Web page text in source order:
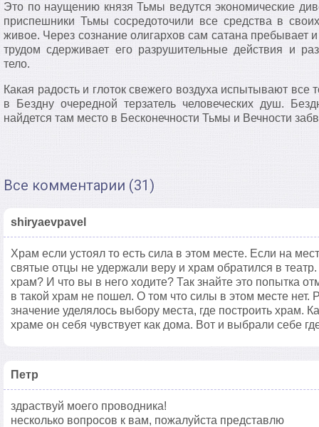
Это по наущению князя Тьмы ведутся экономические
приспешники Тьмы сосредоточили все средства в
живое. Через сознание олигархов сам сатана пребывает
трудом сдерживает его разрушительные действия и
тело.
Какая радость и глоток свежего воздуха испытывают все
в Бездну очередной терзатель человеческих душ.
найдется там место в Бесконечности Тьмы и Вечности
Все комментарии (31)
shiryaevpavel
Храм если устоял то есть сила в этом месте. Если на
святые отцы не удержали веру и храм обратился в
храм? И что вы в него ходите? Так знайте это попытка
в такой храм не пошел. О том что силы в этом месте нет.
значение уделялось выбору места, где построить храм.
храме он себя чувствует как дома. Вот и выбрали себе
Петр
здраствуй моего проводника!
несколько вопросов к вам, пожалуйста представлю